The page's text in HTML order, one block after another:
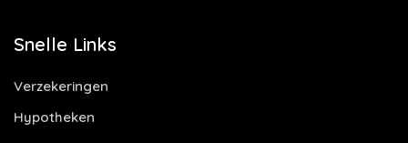
Snelle Links
Verzekeringen
Hypotheken